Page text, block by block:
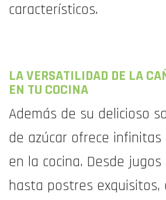
característicos.
LA VERSATILIDAD DE LA
EN TU COCINA
Además de su delicioso
de azúcar ofrece infinitas
en la cocina. Desde
hasta postres exquisitos,